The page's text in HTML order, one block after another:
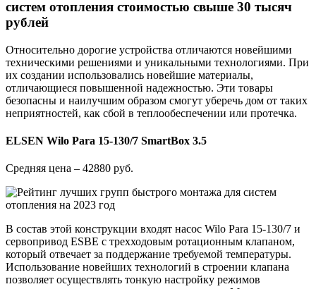
систем отопления стоимостью свыше 30 тысяч
рублей
Относительно дорогие устройства отличаются новейшими
техническими решениями и уникальными технологиями. При
их создании использовались новейшие материалы,
отличающиеся повышенной надежностью. Эти товары
безопасны и наилучшим образом смогут уберечь дом от таких
неприятностей, как сбой в теплообеспечении или протечка.
ELSEN Wilo Para 15-130/7 SmartBox 3.5
Средняя цена – 42880 руб.
В состав этой конструкции входят насос Wilo Para 15-130/7 и
сервопривод ESBE с трехходовым ротационным клапаном,
который отвечает за поддержание требуемой температуры.
Использование новейших технологий в строении клапана
позволяет осуществлять тонкую настройку режимов